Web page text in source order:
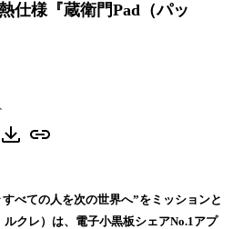
仕様『蔵衛門Pad（パッ
べての人を次の世界へ”をミッションと
クレ）は、電子小黒板シェアNo.1アプ